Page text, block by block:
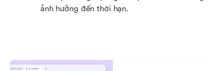
ảnh hưởng đến thời hạn.